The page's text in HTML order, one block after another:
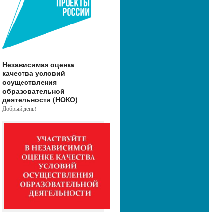
Независимая оценка
качества условий
осуществления
образовательной
деятельности (НОКО)
Добрый день!